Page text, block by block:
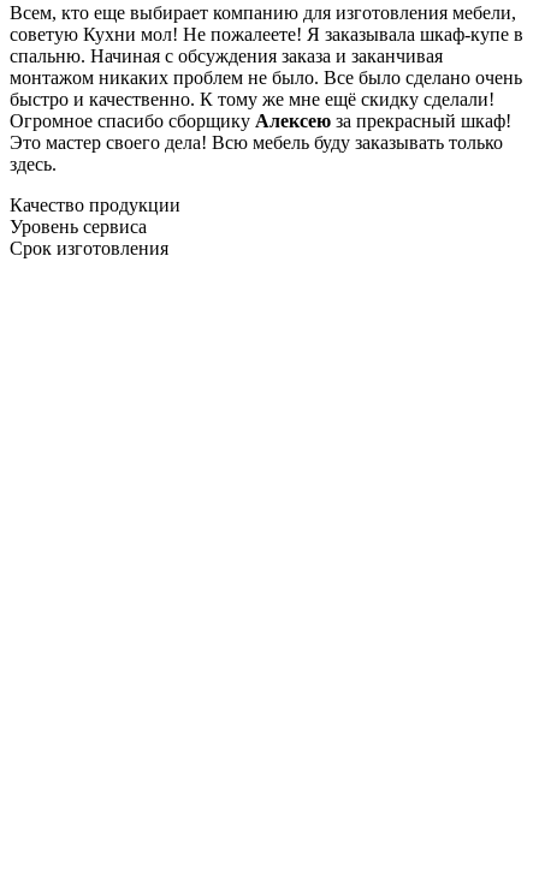
Всем, кто еще выбирает компанию для изготовления мебели,
советую Кухни мол! Не пожалеете! Я заказывала шкаф-купе в
спальню. Начиная с обсуждения заказа и заканчивая
монтажом никаких проблем не было. Все было сделано очень
быстро и качественно. К тому же мне ещё скидку сделали!
Огромное спасибо сборщику Алексею за прекрасный шкаф!
Это мастер своего дела! Всю мебель буду заказывать только
здесь.
Качество продукции
Уровень сервиса
Срок изготовления